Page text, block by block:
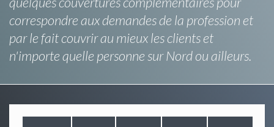
correspondre aux demandes de la profession et
par le fait couvrir au mieux les clients et
n'importe quelle personne sur Nord ou ailleurs.